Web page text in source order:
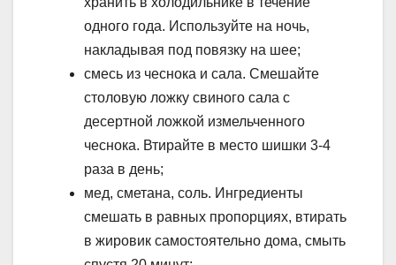
одного года. Используйте на ночь,
накладывая под повязку на шее;
смесь из чеснока и сала. Смешайте
столовую ложку свиного сала с
десертной ложкой измельченного
чеснока. Втирайте в место шишки 3-4
раза в день;
мед, сметана, соль. Ингредиенты
смешать в равных пропорциях, втирать
в жировик самостоятельно дома, смыть